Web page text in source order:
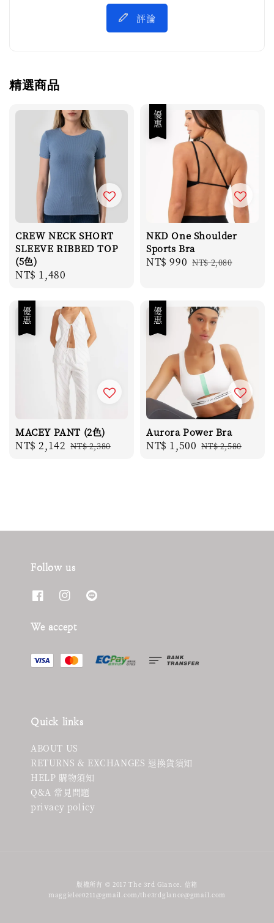
評論
精選商品
CREW NECK SHORT
SLEEVE RIBBED TOP
(5色)
Regular
NT$ 1,480
優惠
NKD One Shoulder
Sports Bra
Sale
NT$ 990 Regular
NT$ 2,080
優惠
MACEY PANT (2色)
Sale
NT$ 2,142 Regular
NT$ 2,380
優惠
Aurora Power Bra
Sale
NT$ 1,500 Regular
NT$ 2,580
Follow us
We accept
Quick links
ABOUT US
RETURNS & EXCHANGES 退換貨須知
HELP 購物須知
Q&A 常見問題
privacy policy
版權所有 © 2017 The 3rd Glance. 信箱
maggielee0211@gmail.com/the3rdglance@gmail.com